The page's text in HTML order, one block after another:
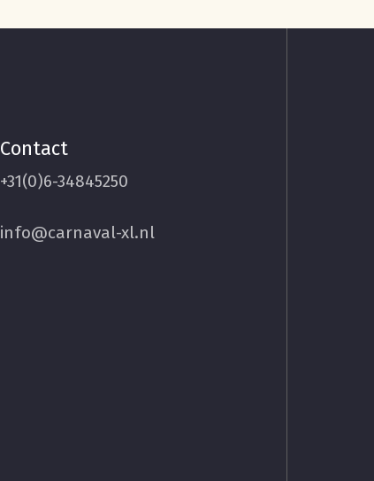
Contact
+31(0)6-34845250
info@carnaval-xl.nl